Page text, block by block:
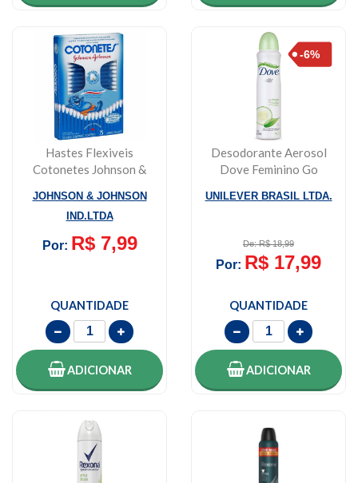
Hastes Flexiveis
Cotonetes Johnson &
JOHNSON & JOHNSON
IND.LTDA
Por: R$ 7,99
QUANTIDADE
ADICIONAR
Desodorante Aerosol
Dove Feminino Go
UNILEVER BRASIL LTDA.
De: R$ 18,99
Por: R$ 17,99
QUANTIDADE
ADICIONAR